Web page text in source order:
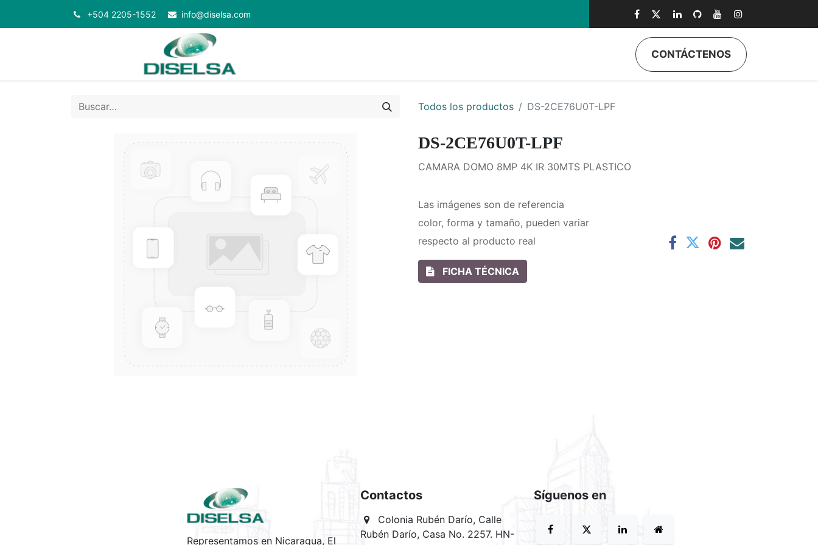
+504 2205-1552 info@diselsa.com
Quiénes Somos Eventos Soporte
CONTÁCTENOS
Todos los productos DS-2CE76U0T-LPF
DS-2CE76U0T-LPF
CAMARA DOMO 8MP 4K IR 30MTS PLASTICO
Las imágenes son de referencia
color, forma y tamaño, pueden variar
respecto al producto real
FICHA TÉCNICA
Representamos en Nicaragua, El
Contactos
Colonia Rubén Darío, Calle
Rubén Darío, Casa No. 2257. HN-
Síguenos en